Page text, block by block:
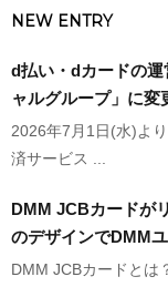
NEW ENTRY
d払い・dカードの
ャルグループ」に変
2026年7月1日(水)よ
済サービス ...
DMM JCBカードが
のデザインでDMM
DMM JCBカードとは